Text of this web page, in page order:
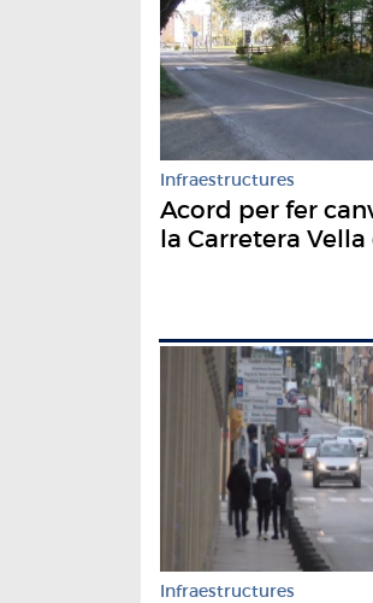
Infraestructures
Acord per fer
la Carretera
Infraestructures